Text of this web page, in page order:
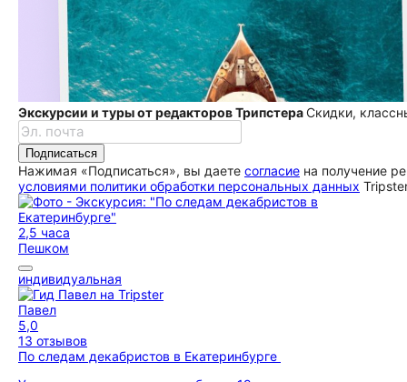
Экскурсии и туры от редакторов ТрипстераСкидки,
Подписаться
Нажимая «Подписаться», вы даете согласие на получение
условиями политики обработки персональных данных
2,5 часа
Пешком
индивидуальная
Павел
5,0
13 отзывов
По следам декабристов в Екатеринбурге